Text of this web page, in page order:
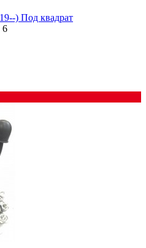
) Под квадрат
6